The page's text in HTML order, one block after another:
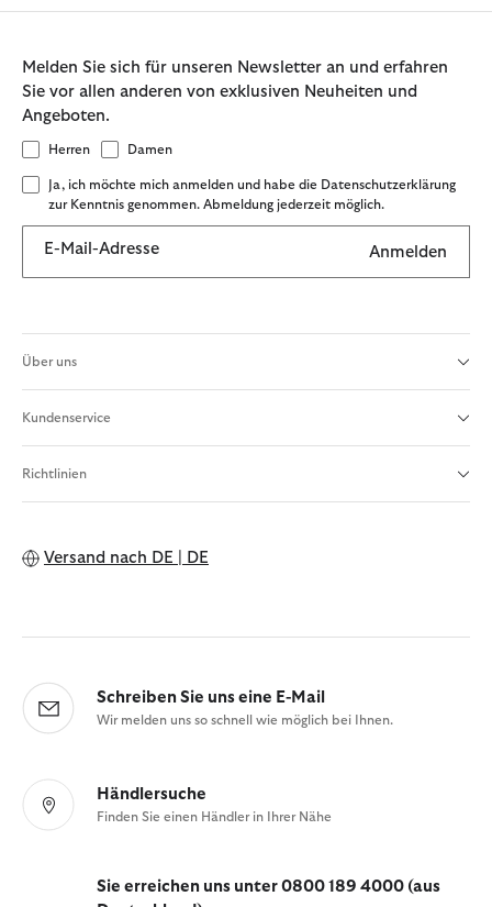
Melden Sie sich für unseren Newsletter an und erfahren
Sie vor allen anderen von exklusiven Neuheiten und
Angeboten.
Herren Damen
Ja, ich möchte mich anmelden und habe die Datenschutzerklärung
zur Kenntnis genommen. Abmeldung jederzeit möglich.
E-Mail-Adresse Anmelden
Über uns
Kundenservice
Richtlinien
Versand nach DE | DE
Schreiben Sie uns eine E-Mail
Wir melden uns so schnell wie möglich bei Ihnen.
Händlersuche
Finden Sie einen Händler in Ihrer Nähe
Sie erreichen uns unter 0800 189 4000 (aus